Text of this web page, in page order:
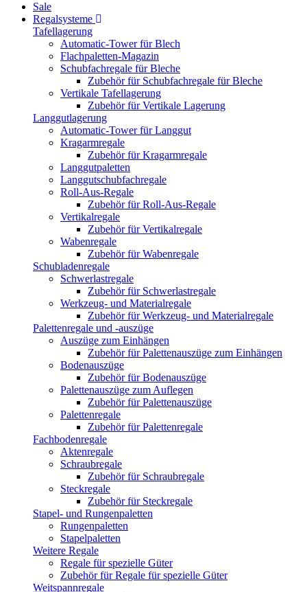
Sale
Regalsysteme
Tafellagerung
Automatic-Tower für Blech
Flachpaletten-Magazin
Schubfachregale für Bleche
Zubehör für Schubfachregale für Bleche
Vertikale Tafellagerung
Zubehör für Vertikale Lagerung
Langgutlagerung
Automatic-Tower für Langgut
Kragarmregale
Zubehör für Kragarmregale
Langgutpaletten
Langgutschubfachregale
Roll-Aus-Regale
Zubehör für Roll-Aus-Regale
Vertikalregale
Zubehör für Vertikalregale
Wabenregale
Zubehör für Wabenregale
Schubladenregale
Schwerlastregale
Zubehör für Schwerlastregale
Werkzeug- und Materialregale
Zubehör für Werkzeug- und Materialregale
Palettenregale und -auszüge
Auszüge zum Einhängen
Zubehör für Palettenauszüge zum Einhängen
Bodenauszüge
Zubehör für Bodenauszüge
Palettenauszüge zum Auflegen
Zubehör für Palettenauszüge
Palettenregale
Zubehör für Palettenregale
Fachbodenregale
Aktenregale
Schraubregale
Zubehör für Schraubregale
Steckregale
Zubehör für Steckregale
Stapel- und Rungenpaletten
Rungenpaletten
Stapelpaletten
Weitere Regale
Regale für spezielle Güter
Zubehör für Regale für spezielle Güter
Weitspannregale